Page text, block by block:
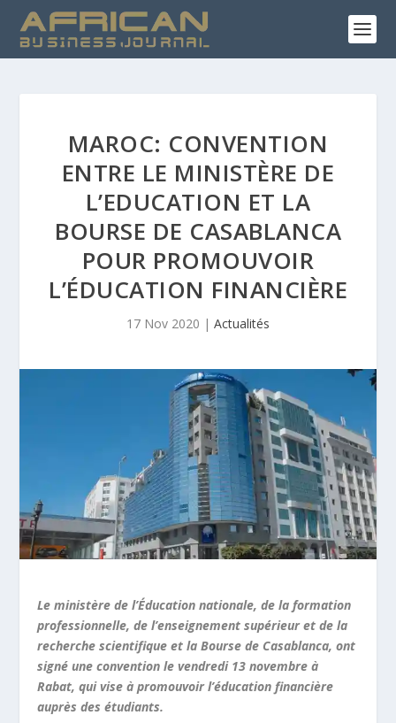
MAROC: CONVENTION
ENTRE LE MINISTÈRE DE
L’EDUCATION ET LA
BOURSE DE CASABLANCA
POUR PROMOUVOIR
L’ÉDUCATION FINANCIÈRE
17 Nov 2020 | Actualités
Le ministère de l’Éducation nationale, de la formation
professionnelle, de l’enseignement supérieur et de la
recherche scientifique et la Bourse de Casablanca, ont
signé une convention le vendredi 13 novembre à
Rabat, qui vise à promouvoir l’éducation financière
auprès des étudiants.